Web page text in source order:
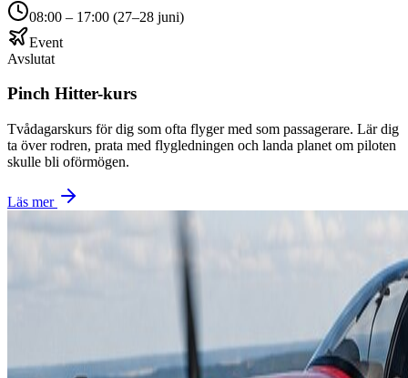
08:00 – 17:00 (27–28 juni)
Event
Avslutat
Pinch Hitter-kurs
Tvådagarskurs för dig som ofta flyger med som passagerare. Lär dig
ta över rodren, prata med flygledningen och landa planet om piloten
skulle bli oförmögen.
Läs mer